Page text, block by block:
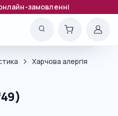
замовленні
Харчова алергія